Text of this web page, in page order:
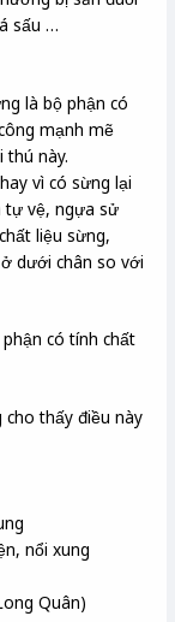
sấu …
là bộ phận có
mạnh mẽ
thú này.
vì có sừng lại
tự vệ, ngựa sử
liệu sừng,
dưới chân so với
có tính chất
thấy điều này
nổi xung
Quân)